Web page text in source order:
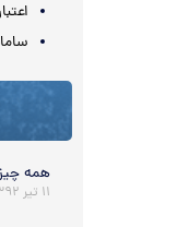
همه
۱۱ تیر ۱۳۹۲